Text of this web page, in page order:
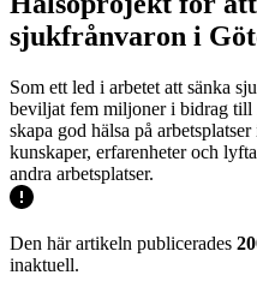
sjukfrånvaron i
Som ett led i arbetet att sänka
beviljat fem miljoner i bidrag till
skapa god hälsa på
kunskaper, erfarenheter och
andra arbetsplatser.
Den här artikeln publicerades
inaktuell.